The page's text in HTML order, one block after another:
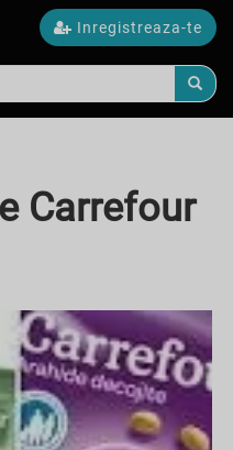
Inregistreaza-te
Carrefour